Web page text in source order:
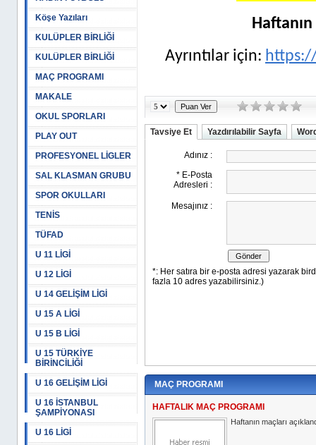
Köşe Yazıları
KULÜPLER BİRLİĞİ
KULÜPLER BİRLİĞİ
MAÇ PROGRAMI
MAKALE
OKUL SPORLARI
PLAY OUT
PROFESYONEL LİGLER
SAL KLASMAN GRUBU
SPOR OKULLARI
TENİS
TÜFAD
U 11 LİGİ
U 12 LİGİ
U 14 GELİŞİM LİGİ
U 15 A LİGİ
U 15 B LİGİ
U 15 TÜRKİYE
BİRİNCİLİĞİ
U 16 GELİŞİM LİGİ
U 16 İSTANBUL
ŞAMPİYONASI
U 16 LİGİ
Haftanın
Ayrıntılar için:
Tavsiye Et Yazdırılabilir Sayfa
MAÇ PROGRAMI
HAFTALIK MAÇ PROGRAMI
Haftanın maçları